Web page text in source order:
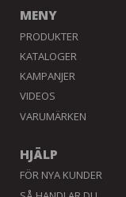
MENY
PRODUKTER
KATALOGER
KAMPANJER
VIDEOS
VARUMÄRKEN
HJÄLP
FÖR NYA KUNDER